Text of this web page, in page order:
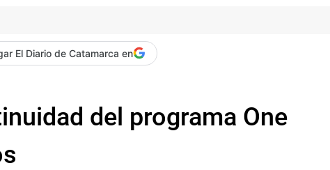
El Diario de Catamarca en
del programa One